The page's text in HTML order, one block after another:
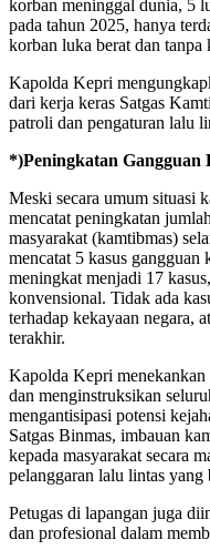
korban meninggal dunia, 5
pada tahun 2025, hanya
korban luka berat dan
Kapolda Kepri
dari kerja keras Satgas
patroli dan pengaturan lalu
*)Peningkatan Gangguan
Meski secara umum situasi
mencatat peningkatan
masyarakat (kamtibmas)
mencatat 5 kasus gangguan
meningkat menjadi 17
konvensional. Tidak ada
terhadap kekayaan negara,
terakhir.
Kapolda Kepri menekankan
dan menginstruksikan
mengantisipasi potensi
Satgas Binmas, imbauan
kepada masyarakat secara
pelanggaran lalu lintas yang
Petugas di lapangan juga
dan profesional dalam